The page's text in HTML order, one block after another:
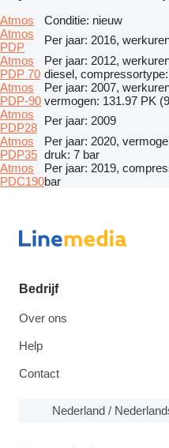
Atmos Conditie: nieuw
Atmos
PDP
Per jaar: 2016,
Atmos
PDP 70
Per jaar: 2012,
diesel,
Atmos
PDP-90
Per jaar: 2007,
vermogen: 131.97 PK
Atmos
PDP28
Per jaar: 2009
Atmos
PDP35
Per jaar: 2020,
druk: 7 bar
Atmos
PDC190
Per jaar: 2019,
bar
Bedrijf
Over ons
Help
Contact
Nederland /